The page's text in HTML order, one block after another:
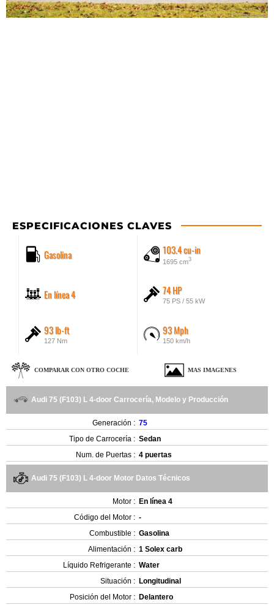
ESPECIFICACIONES CLAVES
Gasolina 103.4 cu-in
1695 cm3
En línea 4 74 HP
75 PS / 55 kW
93 lb-ft
127 Nm
93 Mph
150 km/h
COMPARAR CON OTRO COCHE MAS IMAGENES
Audi 75 (F103) L 4-door Carrocería, Modelo y Producción
Generación : 75
Tipo de Carrocería : Sedan
Num. de Puertas : 4 puertas
Audi 75 (F103) L 4-door Motor Datos Técnicos
Motor : En línea 4
Código del Motor : -
Combustible : Gasolina
Alimentación : 1 Solex carb
Líquido Refrigerante : Water
Situación : Longitudinal
Posición del Motor : Delantero